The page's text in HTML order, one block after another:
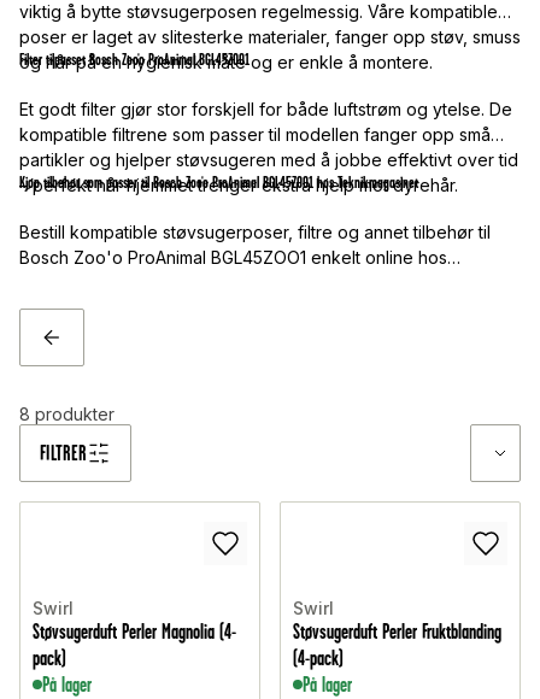
viktig å bytte støvsugerposen regelmessig. Våre kompatible
poser er laget av slitesterke materialer, fanger opp støv, smuss
og hår på en hygienisk måte og er enkle å montere.
Filter tilpasset Bosch Zoo'o ProAnimal BGL45ZOO1
Et godt filter gjør stor forskjell for både luftstrøm og ytelse. De
kompatible filtrene som passer til modellen fanger opp små
partikler og hjelper støvsugeren med å jobbe effektivt over tid
– perfekt når hjemmet trenger ekstra hjelp mot dyrehår.
Kjøp tilbehør som passer til Bosch Zoo'o ProAnimal BGL45ZOO1 hos Teknikmagasinet
Bestill kompatible støvsugerposer, filtre og annet tilbehør til
Bosch Zoo'o ProAnimal BGL45ZOO1 enkelt online hos
og produkter til gode priser.
TILBAKE
FILTRER
8 produkter
Swirl
Støvsugerduft Perler Magnolia (4-
pack)
På lager
Swirl
Støvsugerduft Perler Fruktblanding
(4-pack)
På lager